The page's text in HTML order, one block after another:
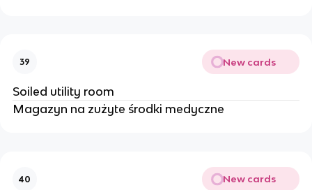
39 New cards
Soiled utility room
Magazyn na zużyte środki medyczne
40 New cards